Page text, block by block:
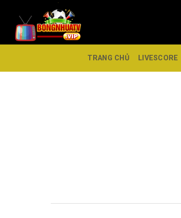
TRANG CHỦ LIVESCORE